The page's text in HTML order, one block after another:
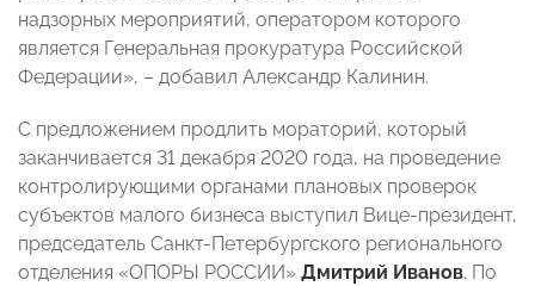
надзорных мероприятий, оператором которого
является Генеральная прокуратура Российской
Федерации», – добавил Александр Калинин.
С предложением продлить мораторий, который
заканчивается 31 декабря 2020 года, на проведение
контролирующими органами плановых проверок
субъектов малого бизнеса выступил Вице-президент,
председатель Санкт-Петербургского регионального
отделения «ОПОРЫ РОССИИ» Дмитрий Иванов. По